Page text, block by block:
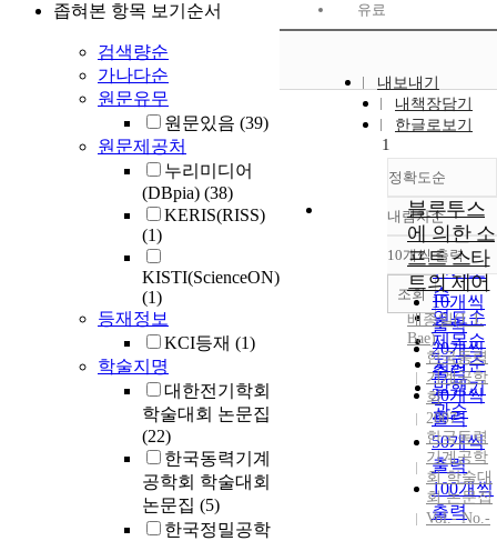
좁혀본 항목 보기순서
검색량순
가나다순
원문유무
원문있음 (39)
원문제공처
누리미디어
(DBpia) (38)
KERIS(RISS)
(1)
KISTI(ScienceON)
(1)
등재정보
KCI등재 (1)
학술지명
대한전기학회
학술대회 논문집
(22)
한국동력기계
공학회 학술대회
논문집 (5)
한국정밀공학
유료
내보내기
내책장담기
한글로보기
정확도순
정확도
순
인기도
순
연도순
제목순
저자순
발행기
관순
내림차순
내림차
10개씩 출력
10개씩
출력
20개씩
출력
30개씩
출력
50개씩
출력
100개씩
출력
조회
1
블루투스
에 의한 소
프트 스타
트의 제어
배종일(J. I.
Bae)
한국동력
기계공학
회
2007
한국동력
기계공학
회 학술대
회 논문집
Vol.- No.-